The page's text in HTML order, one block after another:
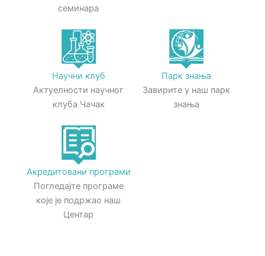
семинара
Научни клуб
Актуелности научног
клуба Чачак
Парк знања
Завирите у наш парк
знања
Акредитовани програми
Погледајте програме
које је подржао наш
Центар